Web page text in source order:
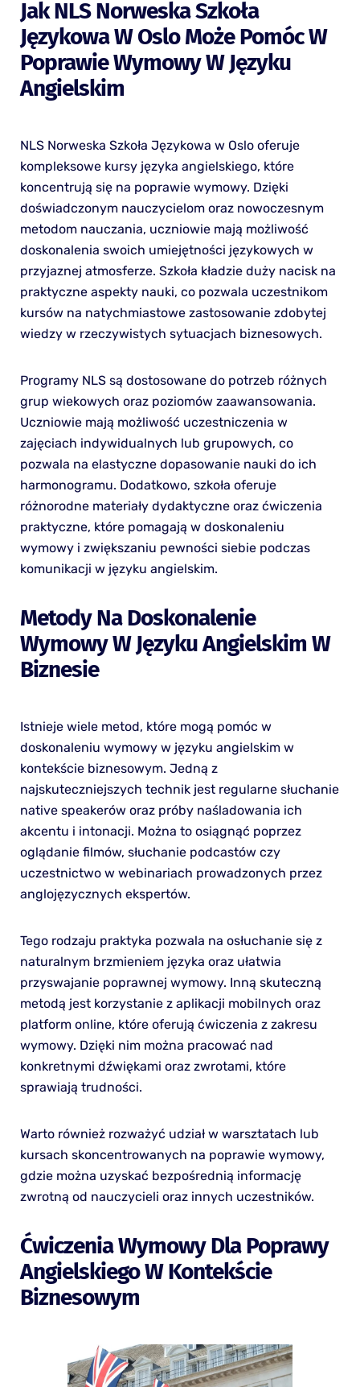
Jak NLS Norweska Szkoła
Językowa W Oslo Może Pomóc W
Poprawie Wymowy W Języku
Angielskim
NLS Norweska Szkoła Językowa w Oslo oferuje
kompleksowe kursy języka angielskiego, które
koncentrują się na poprawie wymowy. Dzięki
doświadczonym nauczycielom oraz nowoczesnym
metodom nauczania, uczniowie mają możliwość
doskonalenia swoich umiejętności językowych w
przyjaznej atmosferze. Szkoła kładzie duży nacisk na
praktyczne aspekty nauki, co pozwala uczestnikom
kursów na natychmiastowe zastosowanie zdobytej
wiedzy w rzeczywistych sytuacjach biznesowych.
Programy NLS są dostosowane do potrzeb różnych
grup wiekowych oraz poziomów zaawansowania.
Uczniowie mają możliwość uczestniczenia w
zajęciach indywidualnych lub grupowych, co
pozwala na elastyczne dopasowanie nauki do ich
harmonogramu. Dodatkowo, szkoła oferuje
różnorodne materiały dydaktyczne oraz ćwiczenia
praktyczne, które pomagają w doskonaleniu
wymowy i zwiększaniu pewności siebie podczas
komunikacji w języku angielskim.
Metody Na Doskonalenie
Wymowy W Języku Angielskim W
Biznesie
Istnieje wiele metod, które mogą pomóc w
doskonaleniu wymowy w języku angielskim w
kontekście biznesowym. Jedną z
najskuteczniejszych technik jest regularne słuchanie
native speakerów oraz próby naśladowania ich
akcentu i intonacji. Można to osiągnąć poprzez
oglądanie filmów, słuchanie podcastów czy
uczestnictwo w webinariach prowadzonych przez
anglojęzycznych ekspertów.
Tego rodzaju praktyka pozwala na osłuchanie się z
naturalnym brzmieniem języka oraz ułatwia
przyswajanie poprawnej wymowy. Inną skuteczną
metodą jest korzystanie z aplikacji mobilnych oraz
platform online, które oferują ćwiczenia z zakresu
wymowy. Dzięki nim można pracować nad
konkretnymi dźwiękami oraz zwrotami, które
sprawiają trudności.
Warto również rozważyć udział w warsztatach lub
kursach skoncentrowanych na poprawie wymowy,
gdzie można uzyskać bezpośrednią informację
zwrotną od nauczycieli oraz innych uczestników.
Ćwiczenia Wymowy Dla Poprawy
Angielskiego W Kontekście
Biznesowym